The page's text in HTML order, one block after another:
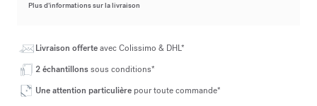
Plus d’informations sur la livraison
Livraison offerteavec Colissimo & DHL*
2 échantillonssous conditions*
Une attention particulière pour toute commande*